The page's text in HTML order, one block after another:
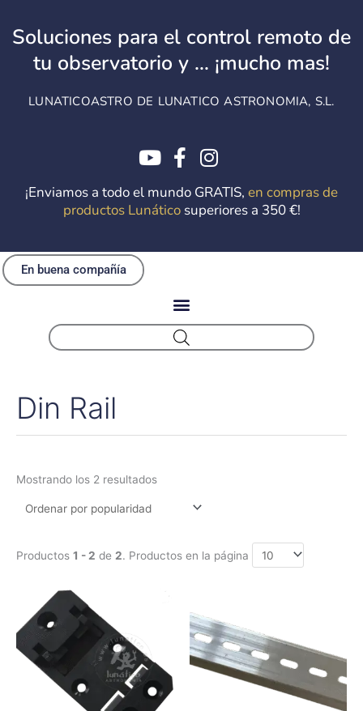
contenido
Soluciones para el control remoto de
tu observatorio y ... ¡mucho mas!
LUNATICOASTRO DE LUNATICO ASTRONOMIA, S.L.
¡Enviamos a todo el mundo GRATIS, en compras de
productos Lunáticosuperiores a 350 €!
En buena compañía
Din Rail
Mostrando los 2 resultados
Productos 1 - 2 de 2. Productos en la página
precios:
desde
11,25€
hasta
22,50€
producto
múltiples
variantes.
Las
opciones
desde
5,25€
hasta
6,00€
Las